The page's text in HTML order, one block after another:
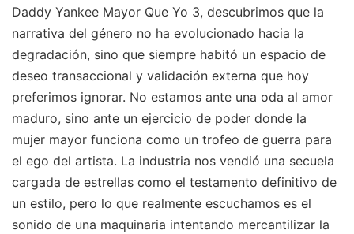
Daddy Yankee Mayor Que Yo 3, descubrimos que la
narrativa del género no ha evolucionado hacia la
degradación, sino que siempre habitó un espacio de
deseo transaccional y validación externa que hoy
preferimos ignorar. No estamos ante una oda al amor
maduro, sino ante un ejercicio de poder donde la
mujer mayor funciona como un trofeo de guerra para
el ego del artista. La industria nos vendió una secuela
cargada de estrellas como el testamento definitivo de
un estilo, pero lo que realmente escuchamos es el
sonido de una maquinaria intentando mercantilizar la